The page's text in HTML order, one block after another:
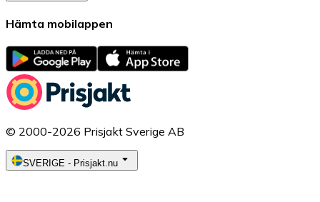
Hämta mobilappen
© 2000-2026 Prisjakt Sverige AB
SVERIGE - Prisjakt.nu